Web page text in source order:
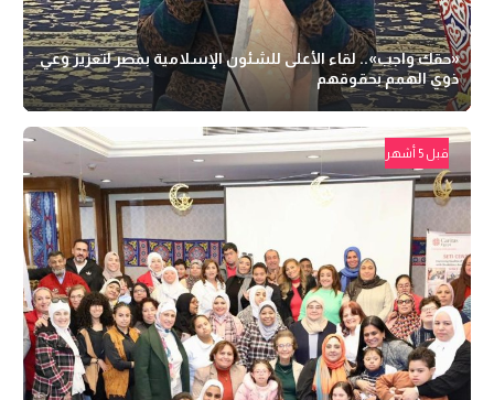
«حقك واجب».. لقاء الأعلى للشئون الإسلامية بمصر لتعزيز وعي
ذوي الهمم بحقوقهم
قبل 5 أشهر